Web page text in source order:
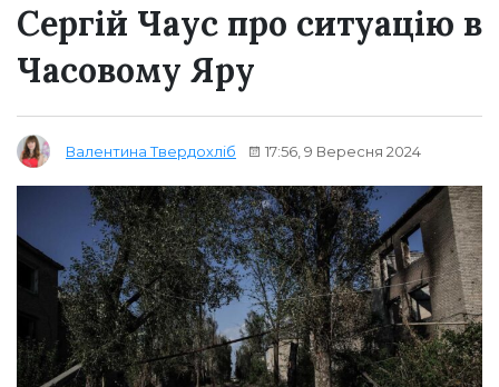
Сергій Чаус про ситуацію в
Часовому Яру
Валентина Твердохліб 17:56, 9 Вересня 2024